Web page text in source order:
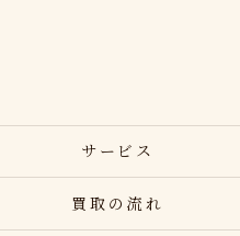
サービス
買取の流れ